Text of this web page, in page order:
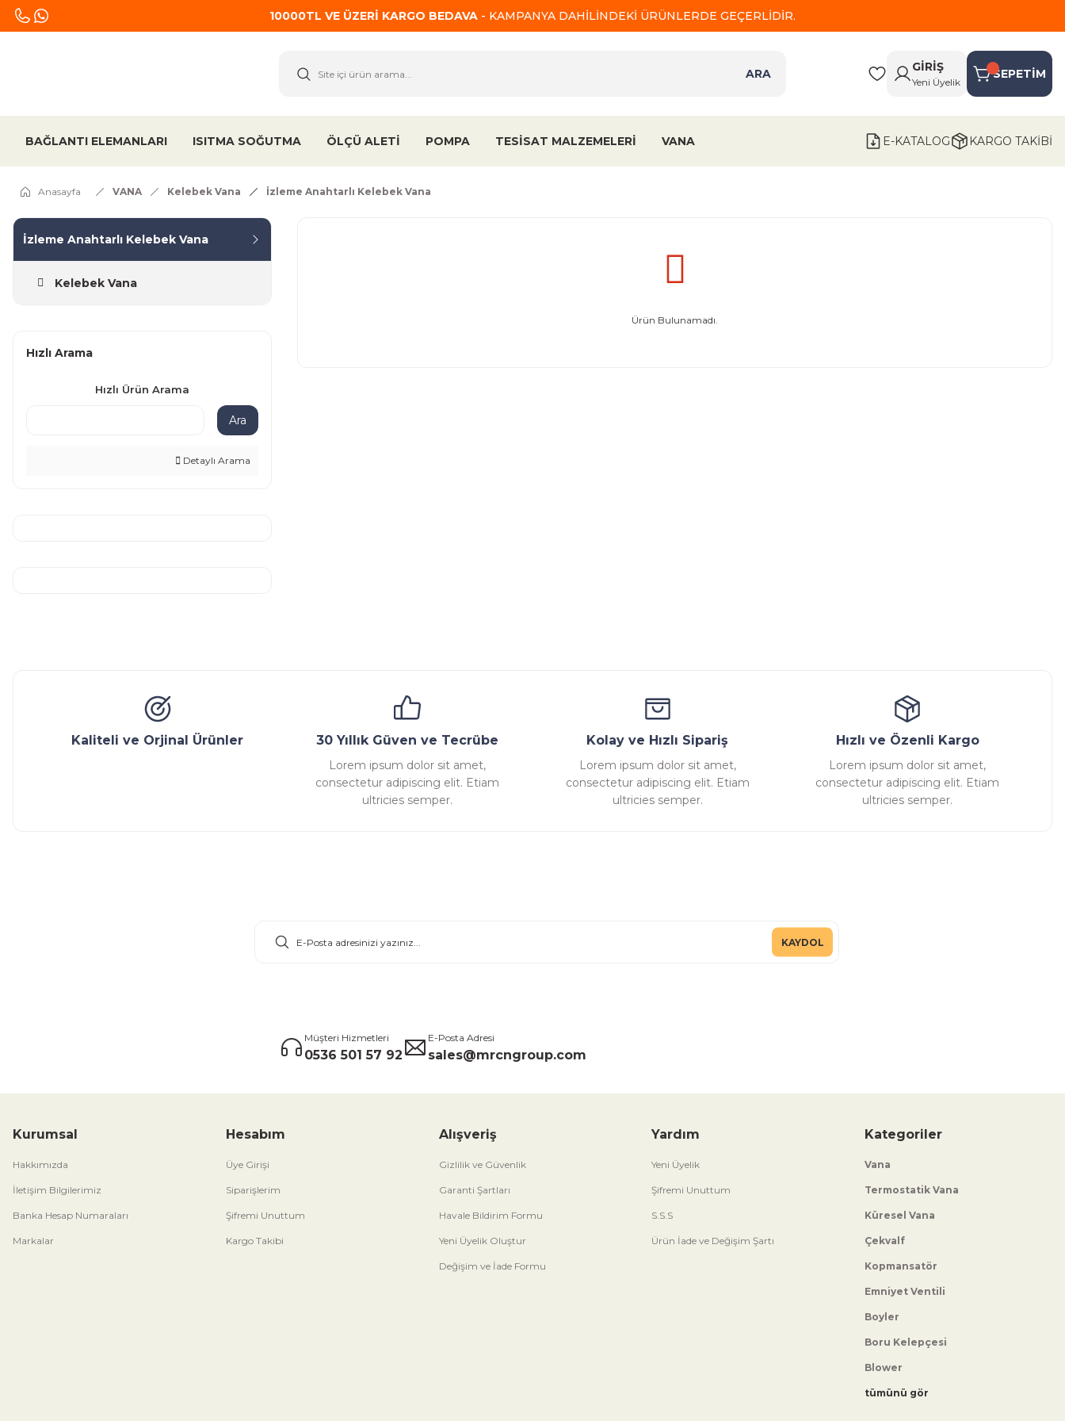
10000TL VE ÜZERİ KARGO BEDAVA - KAMPANYA DAHİLİNDEKİ ÜRÜNLERDE GEÇERLİDİR.
ARA
GİRİŞ
Yeni Üyelik
SEPETİM
BAĞLANTI ELEMANLARI ISITMA SOĞUTMA ÖLÇÜ ALETİ POMPA TESİSAT MALZEMELERİ VANA E-KATALOG KARGO TAKİBİ
Anasayfa VANA Kelebek Vana İzleme Anahtarlı Kelebek Vana
İzleme Anahtarlı Kelebek Vana
Kelebek Vana
Hızlı Arama
Hızlı Ürün Arama
Ara
Detaylı Arama
Ürün Bulunamadı.
Kaliteli ve Orjinal Ürünler 30 Yıllık Güven ve Tecrübe
Lorem ipsum dolor sit amet,
consectetur adipiscing elit. Etiam
ultricies semper.
Kolay ve Hızlı Sipariş
Lorem ipsum dolor sit amet,
consectetur adipiscing elit. Etiam
ultricies semper.
Hızlı ve Özenli Kargo
Lorem ipsum dolor sit amet,
consectetur adipiscing elit. Etiam
ultricies semper.
KAYDOL
Müşteri Hizmetleri
0536 501 57 92
E-Posta Adresi
sales@mrcngroup.com
Kurumsal
Hakkımızda
İletişim Bilgilerimiz
Banka Hesap Numaraları
Markalar
Hesabım
Üye Girişi
Siparişlerim
Şifremi Unuttum
Kargo Takibi
Alışveriş
Gizlilik ve Güvenlik
Garanti Şartları
Havale Bildirim Formu
Yeni Üyelik Oluştur
Değişim ve İade Formu
Yardım
Yeni Üyelik
Şifremi Unuttum
S.S.S
Ürün İade ve Değişim Şartı
Kategoriler
Vana
Termostatik Vana
Küresel Vana
Çekvalf
Kopmansatör
Emniyet Ventili
Boyler
Boru Kelepçesi
Blower
tümünü gör